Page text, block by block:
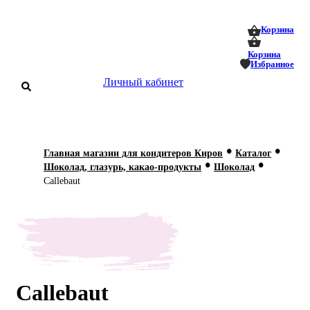
Корзина
Корзина
Избранное
Личный кабинет
О нас
Главная магазин для кондитеров Киров • Каталог •
Шоколад, глазурь, какао-продукты • Шоколад •
Callebaut
Callebaut